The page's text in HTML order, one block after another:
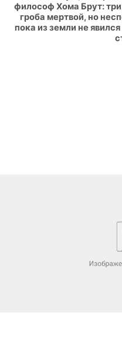
философ Хома Брут: три
гроба мертвой, но
пока из земли не